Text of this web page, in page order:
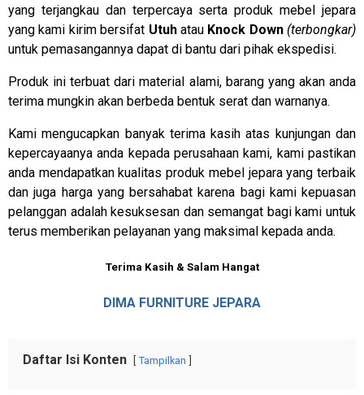
yang terjangkau dan terpercaya serta produk mebel jepara
yang kami kirim bersifat Utuhatau Knock Down (terbongkar)
untuk pemasangannya dapat di bantu dari pihak ekspedisi.
Produk ini terbuat dari material alami, barang yang akan anda
terima mungkin akan berbeda bentuk serat dan warnanya.
Kami mengucapkan banyak terima kasih atas kunjungan dan
kepercayaanya anda kepada perusahaan kami, kami pastikan
anda mendapatkan kualitas produk mebel jepara yang terbaik
dan juga harga yang bersahabat karena bagi kami kepuasan
pelanggan adalah kesuksesan dan semangat bagi kami untuk
terus memberikan pelayanan yang maksimal kepada anda.
Terima Kasih & Salam Hangat
DIMA FURNITURE JEPARA
Daftar Isi Konten Tampilkan